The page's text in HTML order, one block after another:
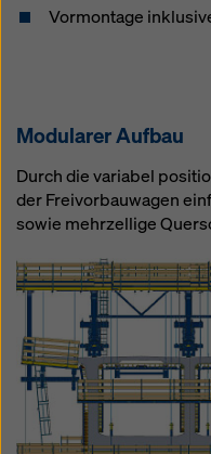
Vormontage
Modularer Aufbau
Durch die variabel
der Freivorbauwagen
sowie mehrzellige